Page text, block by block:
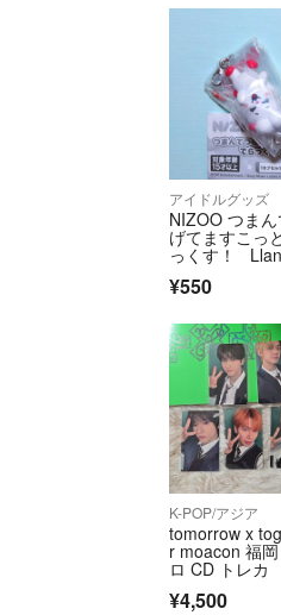
アイドルグッズ
NIZOO つま
げてますこっ
っくす！
マ） NiziU
¥550
K-POP/アジア
tomorrow x
r moacon 福
ロ CD トレカ
¥4,500